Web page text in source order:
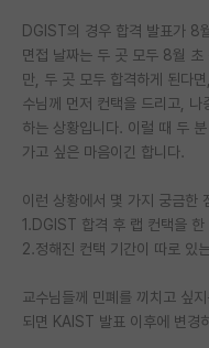
임용 정보 게시판
학부 인턴 게시판
취업 게시판
임용 후기 게시판
PI 전용 게시판
인문사회 계열 게시판
특수/전문대학원 게시
DGIST의 경우 합격 발표가 8
면접 날짜는 두 곳 모두 8월 초
만, 두 곳 모두 합격하게 된다
수님께 먼저 컨택을 드리고,
하는 상황입니다. 이럴 때 두
가고 싶은 마음이긴 합니다.
이런 상황에서 몇 가지 궁금한
1.DGIST 합격 후 랩 컨택을 한
2.정해진 컨택 기간이 따로 있
교수님들께 민폐를 끼치고 싶
되면 KAIST 발표 이후에 변경